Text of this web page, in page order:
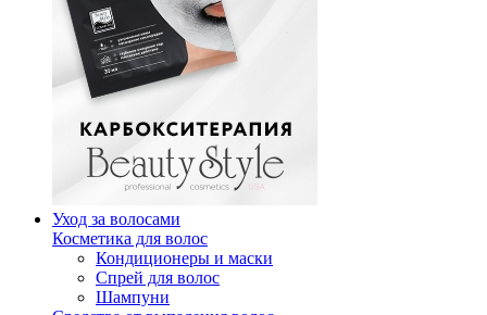
Уход за волосами
Косметика для волос
Кондиционеры и маски
Спрей для волос
Шампуни